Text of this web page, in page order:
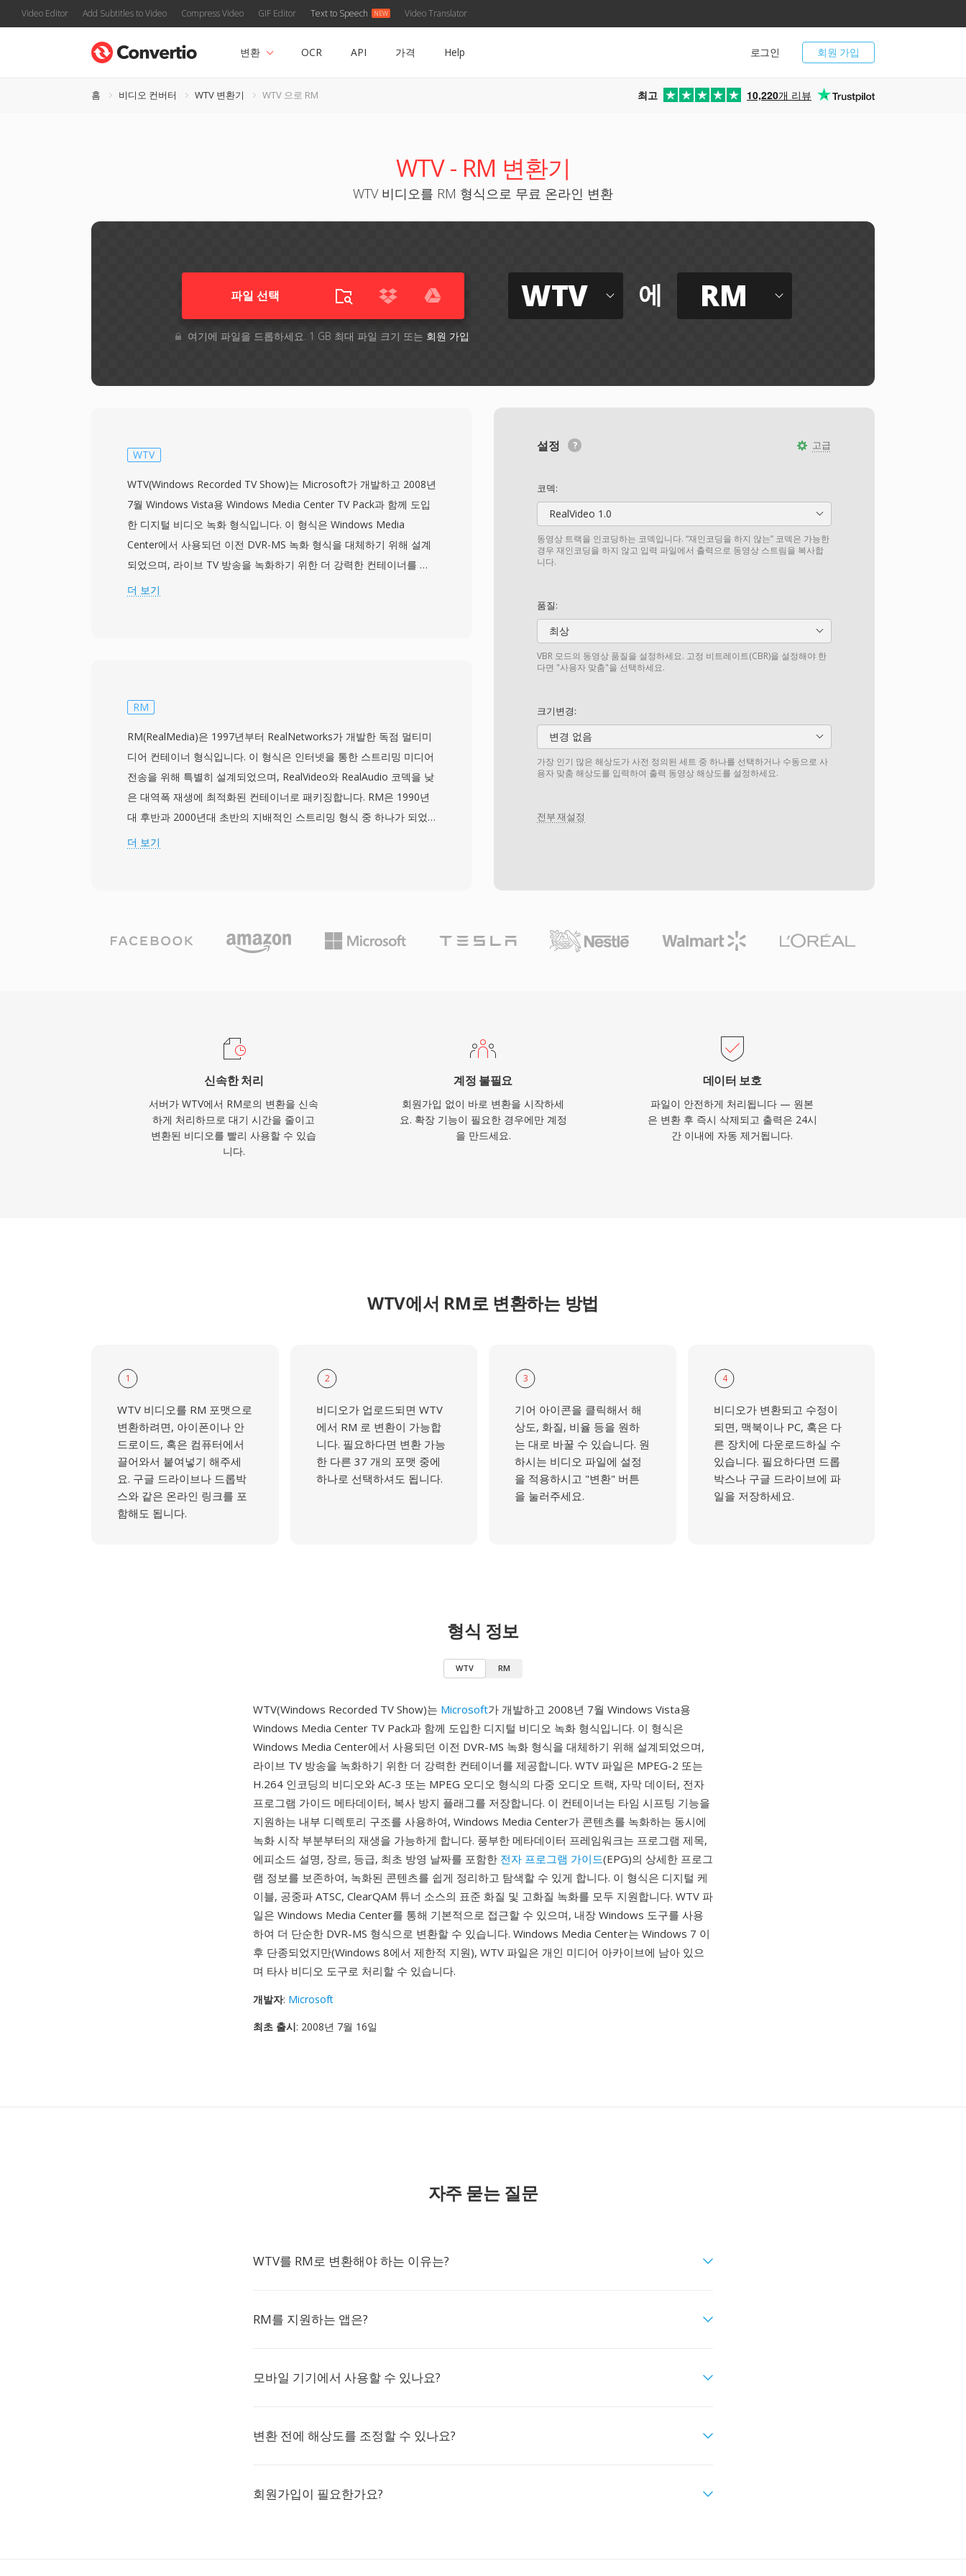
Video Editor Add Subtitles to Video Compress Video GIF Editor Text to Speech Video Translator
회원 가입
로그인
변환 OCR API 가격 Help
홈 비디오 컨버터 WTV 변환기 WTV 으로 RM 최고 10,220개 리뷰
WTV - RM 변환기
WTV 비디오를 RM 형식으로 무료 온라인 변환
파일 선택
여기에 파일을 드롭하세요. 1 GB 최대 파일 크기 또는 회원 가입
WTV 에 RM
고급
설정
코덱:
RealVideo 1.0
동영상 트랙을 인코딩하는 코덱입니다. “재인코딩을 하지 않는” 코덱은 가능한
경우 재인코딩을 하지 않고 입력 파일에서 출력으로 동영상 스트림을 복사합
니다.
품질:
최상
VBR 모드의 동영상 품질을 설정하세요. 고정 비트레이트(CBR)을 설정해야 한
다면 "사용자 맞춤"을 선택하세요.
크기변경:
변경 없음
가장 인기 많은 해상도가 사전 정의된 세트 중 하나를 선택하거나 수동으로 사
용자 맞춤 해상도를 입력하여 출력 동영상 해상도를 설정하세요.
전부 재설정
WTV
WTV(Windows Recorded TV Show)는 Microsoft가 개발하고 2008년
7월 Windows Vista용 Windows Media Center TV Pack과 함께 도입
한 디지털 비디오 녹화 형식입니다. 이 형식은 Windows Media
Center에서 사용되던 이전 DVR-MS 녹화 형식을 대체하기 위해 설계
되었으며, 라이브 TV 방송을 녹화하기 위한 더 강력한 컨테이너를 제
공합니다. WTV 파일은 MPEG-2 또는 H.264 인코딩의 비디오와 AC-3
로그램 제목, 에피소드 설명, 장르, 등급, 최초 방영 날짜를 포함한 전
된 콘텐츠를 쉽게 정리하고 탐색할 수 있게 합니다. 이 형식은 디지털
케이블, 공중파 ATSC, ClearQAM 튜너 소스의 표준 화질 및 고화질 녹
화를 모두 지원합니다. WTV 파일은 Windows Media Center를 통해
기본적으로 접근할 수 있으며, 내장 Windows 도구를 사용하여 더 단
순한 DVR-MS 형식으로 변환할 수 있습니다. Windows Media Center
는 Windows 7 이후 단종되었지만(Windows 8에서 제한적 지원),
더 보기
RM
RM(RealMedia)은 1997년부터 RealNetworks가 개발한 독점 멀티미
디어 컨테이너 형식입니다. 이 형식은 인터넷을 통한 스트리밍 미디어
전송을 위해 특별히 설계되었으며, RealVideo와 RealAudio 코덱을 낮
은 대역폭 재생에 최적화된 컨테이너로 패키징합니다. RM은 1990년
대 후반과 2000년대 초반의 지배적인 스트리밍 형식 중 하나가 되었
으며, 당시 RealPlayer는 가장 널리 설치된 미디어 애플리케이션 중 하
RM 파일은 서로 다른 비트레이트의 여러 스트림을 포함할 수 있어, 사
용 가능한 대역폭에 따라 실시간으로 재생 품질을 조절하는
발했습니다. RM의 압축은 당시로서는 인상적인 것으로 평가되었으
며, 경쟁 방식이 어려움을 겪던 20~30kbps의 낮은 비트레이트에서도
시청 가능한 비디오를 전달했습니다. RealMedia는 현대 스트리밍 기
술에 의해 대부분 대체되었지만, 최고 인기를 누리던 시절 RealMedia
를 채택한 뉴스 기관, 교육 기관, 미디어 라이브러리의 초기 인터넷 시
대 아카이브에 RM 파일이 남아 있습니다.
더 보기
신속한 처리
서버가 WTV에서 RM로의 변환을 신속
하게 처리하므로 대기 시간을 줄이고
변환된 비디오를 빨리 사용할 수 있습
니다.
계정 불필요
회원가입 없이 바로 변환을 시작하세
요. 확장 기능이 필요한 경우에만 계정
을 만드세요.
데이터 보호
파일이 안전하게 처리됩니다 — 원본
은 변환 후 즉시 삭제되고 출력은 24시
간 이내에 자동 제거됩니다.
WTV에서 RM로 변환하는 방법
1
WTV 비디오를 RM 포맷으로
변환하려면, 아이폰이나 안
드로이드, 혹은 컴퓨터에서
끌어와서 붙여넣기 해주세
요. 구글 드라이브나 드롭박
스와 같은 온라인 링크를 포
함해도 됩니다.
2
비디오가 업로드되면 WTV
에서 RM 로 변환이 가능합
니다. 필요하다면 변환 가능
한 다른 37 개의 포맷 중에
하나로 선택하셔도 됩니다.
3
기어 아이콘을 클릭해서 해
상도, 화질, 비율 등을 원하
는 대로 바꿀 수 있습니다. 원
하시는 비디오 파일에 설정
을 적용하시고 "변환" 버튼
을 눌러주세요.
4
비디오가 변환되고 수정이
되면, 맥북이나 PC, 혹은 다
른 장치에 다운로드하실 수
있습니다. 필요하다면 드롭
박스나 구글 드라이브에 파
일을 저장하세요.
형식 정보
WTV RM
WTV(Windows Recorded TV Show)는 Microsoft가 개발하고 2008년 7월 Windows Vista용
Windows Media Center TV Pack과 함께 도입한 디지털 비디오 녹화 형식입니다. 이 형식은
Windows Media Center에서 사용되던 이전 DVR-MS 녹화 형식을 대체하기 위해 설계되었으며,
라이브 TV 방송을 녹화하기 위한 더 강력한 컨테이너를 제공합니다. WTV 파일은 MPEG-2 또는
H.264 인코딩의 비디오와 AC-3 또는 MPEG 오디오 형식의 다중 오디오 트랙, 자막 데이터, 전자
프로그램 가이드 메타데이터, 복사 방지 플래그를 저장합니다. 이 컨테이너는 타임 시프팅 기능을
지원하는 내부 디렉토리 구조를 사용하여, Windows Media Center가 콘텐츠를 녹화하는 동시에
녹화 시작 부분부터의 재생을 가능하게 합니다. 풍부한 메타데이터 프레임워크는 프로그램 제목,
에피소드 설명, 장르, 등급, 최초 방영 날짜를 포함한 전자 프로그램 가이드(EPG)의 상세한 프로그
램 정보를 보존하여, 녹화된 콘텐츠를 쉽게 정리하고 탐색할 수 있게 합니다. 이 형식은 디지털 케
이블, 공중파 ATSC, ClearQAM 튜너 소스의 표준 화질 및 고화질 녹화를 모두 지원합니다. WTV 파
일은 Windows Media Center를 통해 기본적으로 접근할 수 있으며, 내장 Windows 도구를 사용
하여 더 단순한 DVR-MS 형식으로 변환할 수 있습니다. Windows Media Center는 Windows 7 이
후 단종되었지만(Windows 8에서 제한적 지원), WTV 파일은 개인 미디어 아카이브에 남아 있으
며 타사 비디오 도구로 처리할 수 있습니다.
개발자: Microsoft
최초 출시: 2008년 7월 16일
자주 묻는 질문
WTV를 RM로 변환해야 하는 이유는?
RM를 지원하는 앱은?
모바일 기기에서 사용할 수 있나요?
변환 전에 해상도를 조정할 수 있나요?
회원가입이 필요한가요?